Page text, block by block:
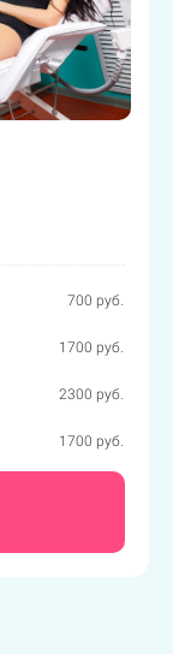
700 руб.
1700 руб.
2300 руб.
1700 руб.